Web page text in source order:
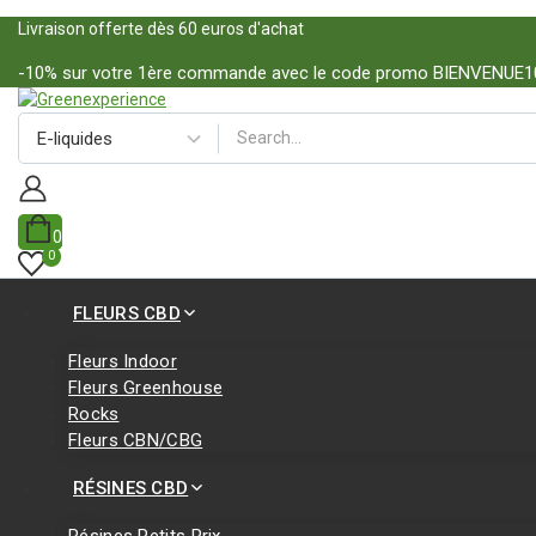
Livraison offerte dès 60 euros d'achat
-10% sur votre 1ère commande avec le code promo
0
0
FLEURS CBD
Fleurs Indoor
Fleurs Greenhouse
Rocks
Fleurs CBN/CBG
RÉSINES CBD